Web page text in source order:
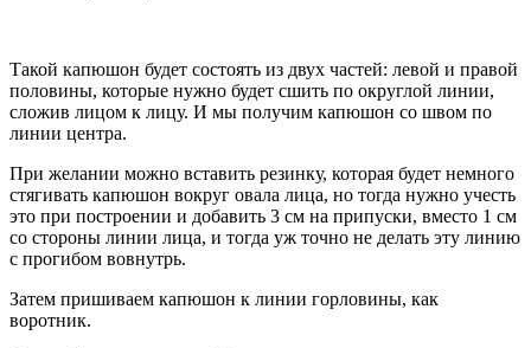
Такой капюшон будет состоять из двух частей: левой и правой
половины, которые нужно будет сшить по округлой линии,
сложив лицом к лицу. И мы получим капюшон со швом по
линии центра.
При желании можно вставить резинку, которая будет немного
стягивать капюшон вокруг овала лица, но тогда нужно учесть
это при построении и добавить 3 см на припуски, вместо 1 см
со стороны линии лица, и тогда уж точно не делать эту линию
с прогибом вовнутрь.
Затем пришиваем капюшон к линии горловины, как
воротник.